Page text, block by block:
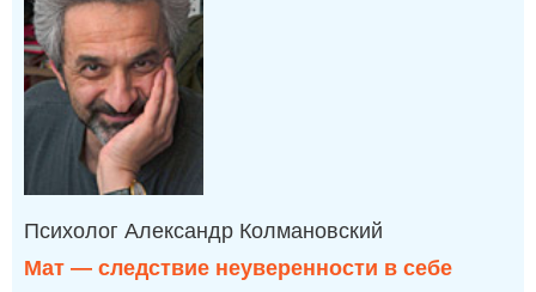
Психолог Александр Колмановский
Мат — следствие неуверенности в себе